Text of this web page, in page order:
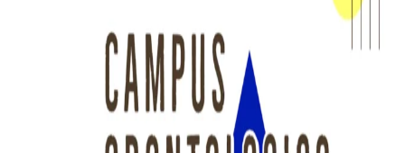
RECURSOS
EBOOKS
PODCASTS